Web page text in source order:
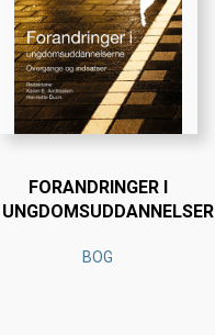
FORANDRINGER I
BOG